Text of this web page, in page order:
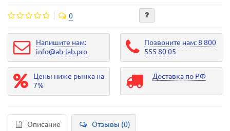
0
Напишите нам:
info@ab-lab.pro
Позвоните нам: 8 800
555 80 05
Цены ниже рынка на
7%
Доставка по РФ
Описание Отзывы (0)